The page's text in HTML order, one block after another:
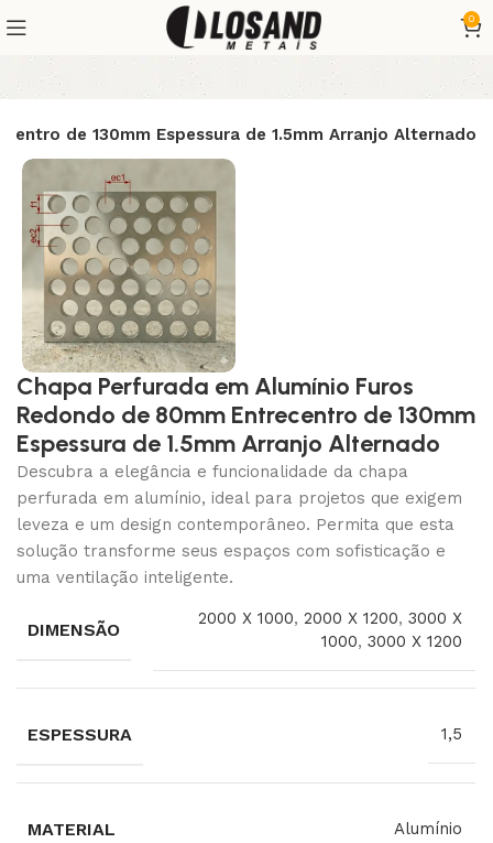
0
de 130mm Espessura de 1.5mm Arranjo Alternado
Chapa Perfurada em Alumínio Furos
Redondo de 80mm Entrecentro de 130mm
Espessura de 1.5mm Arranjo Alternado
Descubra a elegância e funcionalidade da chapa
perfurada em alumínio, ideal para projetos que exigem
leveza e um design contemporâneo. Permita que esta
solução transforme seus espaços com sofisticação e
uma ventilação inteligente.
DIMENSÃO
2000 X 1000,2000 X 1200,3000 X
1000,3000 X 1200
ESPESSURA 1,5
MATERIAL Alumínio